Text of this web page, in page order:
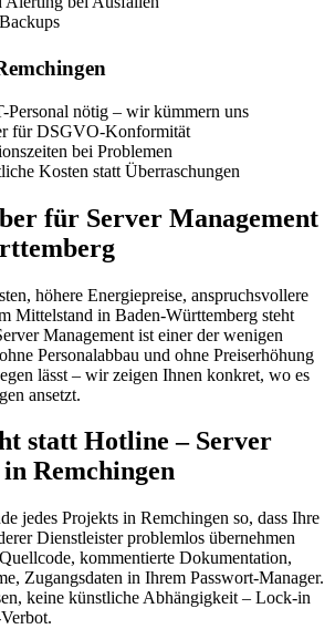
Personal nötig – wir kümmern uns
für DSGVO-Konformität
bei Problemen
Kosten statt Überraschungen
für Server Management
höhere Energiepreise, anspruchsvollere
Mittelstand in Baden-Württemberg steht
Management ist einer der wenigen
Personalabbau und ohne Preiserhöhung
lässt – wir zeigen Ihnen konkret, wo es
ansetzt.
statt Hotline – Server
Remchingen
jedes Projekts in Remchingen so, dass Ihre
Dienstleister problemlos übernehmen
kommentierte Dokumentation,
Zugangsdaten in Ihrem Passwort-Manager.
keine künstliche Abhängigkeit – Lock-in